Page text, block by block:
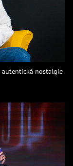
autentická nostalgie